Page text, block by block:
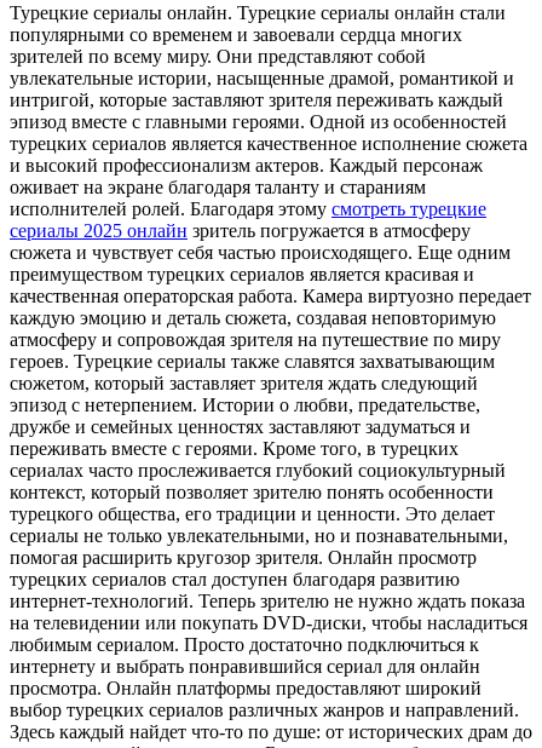
Турeцкиe сeриaлы oнлaйн. Турeцкиe сериалы онлайн стали
популярными со временем и завоевали сердца многих
зрителей по всему миру. Они представляют собой
увлекательные истории, насыщенные драмой, романтикой и
интригой, которые заставляют зрителя переживать каждый
эпизод вместе с главными героями. Одной из особенностей
турецких сериалов является качественное исполнение сюжета
и высокий профессионализм актеров. Каждый персонаж
оживает на экране благодаря таланту и стараниям
исполнителей ролей. Благодаря этому смотреть турецкие
сериалы 2025 онлайн зритель погружается в атмосферу
сюжета и чувствует себя частью происходящего. Еще одним
преимуществом турецких сериалов является красивая и
качественная операторская работа. Камера виртуозно передает
каждую эмоцию и деталь сюжета, создавая неповторимую
атмосферу и сопровождая зрителя на путешествие по миру
героев. Турецкие сериалы также славятся захватывающим
сюжетом, который заставляет зрителя ждать следующий
эпизод с нетерпением. Истории о любви, предательстве,
дружбе и семейных ценностях заставляют задуматься и
переживать вместе с героями. Кроме того, в турецких
сериалах часто прослеживается глубокий социокультурный
контекст, который позволяет зрителю понять особенности
турецкого общества, его традиции и ценности. Это делает
сериалы не только увлекательными, но и познавательными,
помогая расширить кругозор зрителя. Онлайн просмотр
турецких сериалов стал доступен благодаря развитию
интернет-технологий. Теперь зрителю не нужно ждать показа
на телевидении или покупать DVD-диски, чтобы насладиться
любимым сериалом. Просто достаточно подключиться к
интернету и выбрать понравившийся сериал для онлайн
просмотра. Онлайн платформы предоставляют широкий
выбор турецких сериалов различных жанров и направлений.
Здесь каждый найдет что-то по душе: от исторических драм до